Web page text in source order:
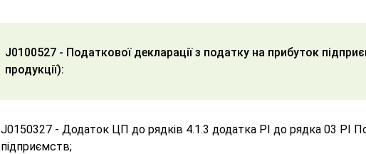
J0100527 - Податкової декларації з податку на прибуток
продукції):
J0150327 - Додаток ЦП до рядків 4.1.3 додатка РI до рядка 03 РI
підприємств;